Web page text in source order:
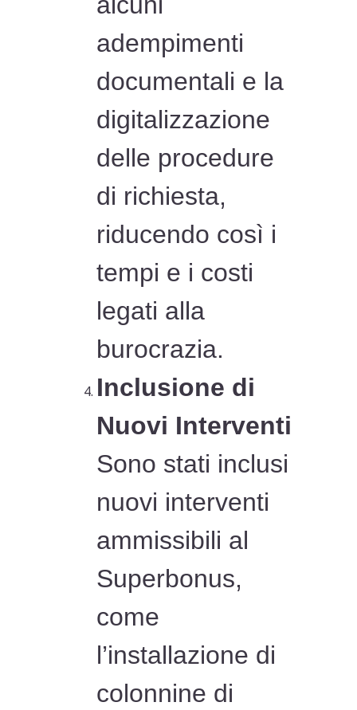
adempimenti
documentali e la
digitalizzazione
delle procedure
di richiesta,
riducendo così i
tempi e i costi
legati alla
burocrazia.
Inclusione di
Nuovi Interventi
Sono stati inclusi
nuovi interventi
ammissibili al
Superbonus,
come
l’installazione di
colonnine di